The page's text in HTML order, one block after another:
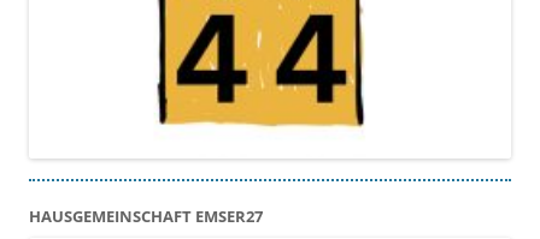
HAUSGEMEINSCHAFT EMSER27